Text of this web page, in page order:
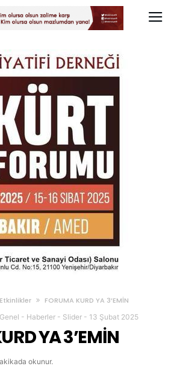
Etkinlikler FORUMA KURD YA 3’EMİN
Genel - Haberler - Slider - 13 Şubat 2025
YA 3’EMİN
okunur.